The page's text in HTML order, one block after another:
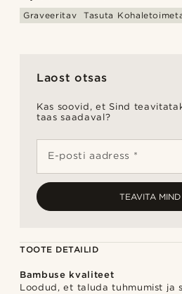
Graveeritav Tasuta
Laost otsas
Kas soovid, et Sind
taas saadaval?
E-posti aadress *
TEAVITA MIND
TOOTE DETAILID
Bambuse kvaliteet
Loodud, et taluda tuhmumist ja